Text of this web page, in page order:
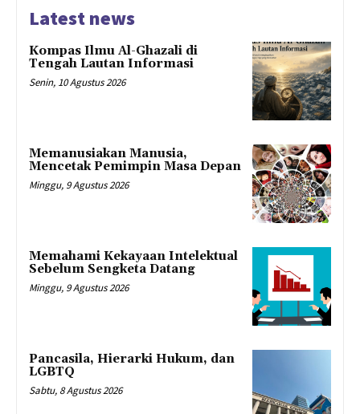
Latest news
Kompas Ilmu Al-Ghazali di
Tengah Lautan Informasi
Senin, 10 Agustus 2026
Memanusiakan Manusia,
Mencetak Pemimpin Masa Depan
Minggu, 9 Agustus 2026
Memahami Kekayaan Intelektual
Sebelum Sengketa Datang
Minggu, 9 Agustus 2026
Pancasila, Hierarki Hukum, dan
LGBTQ
Sabtu, 8 Agustus 2026